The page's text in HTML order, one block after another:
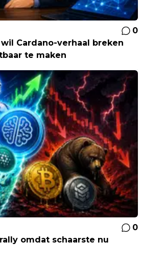
0
Cardano-verhaal breken
te maken
0
omdat schaarste nu